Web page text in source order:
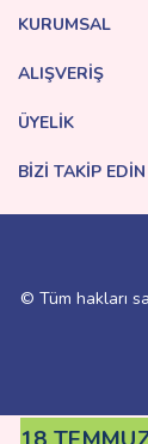
KURUMSAL
ALIŞVERİŞ
ÜYELİK
BİZİ TAKİP EDİN
© Tüm hakları